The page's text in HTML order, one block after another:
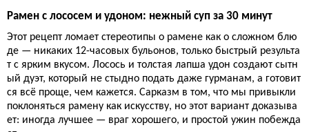
ми пекут паркин — липкий пряник из овсянки и патоки. Его гл
авный секрет не в ингредиентах, а в выдержке: неделя в кон
тейнере превращает пресный корж в карамельную глубину.
Сарказм в том, что модные кондитеры могли бы просто подо
ждать
Еда и рецепты 14 373